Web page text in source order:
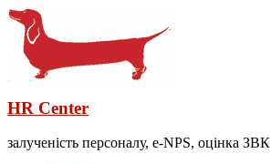
HR Center
залученість персоналу, e-NPS, оцінка ЗВК